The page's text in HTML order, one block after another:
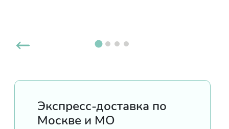
Экспресс-доставка по
Москве и МО